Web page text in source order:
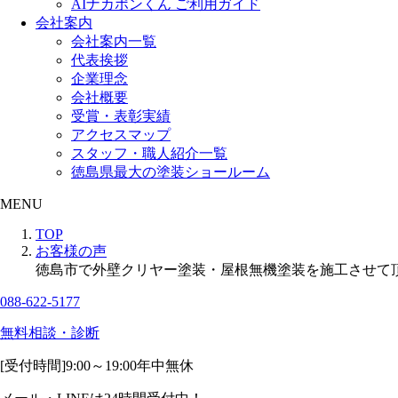
AIナカポンくん ご利用ガイド
会社案内
会社案内一覧
代表挨拶
企業理念
会社概要
受賞・表彰実績
アクセスマップ
スタッフ・職人紹介一覧
徳島県最大の塗装ショールーム
MENU
TOP
お客様の声
徳島市で外壁クリヤー塗装・屋根無機塗装を施工させて
088-622-5177
無料相談・診断
[受付時間]9:00～19:00年中無休